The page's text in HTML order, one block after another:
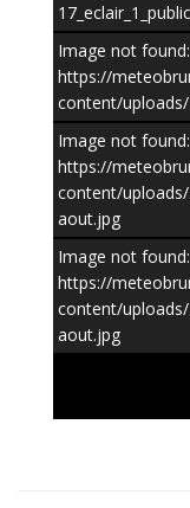
– / 25
Image not found:
https://
content/
Image not found:
https://
content/
aout.jpg
Image not found:
https://
content/
aout.jpg